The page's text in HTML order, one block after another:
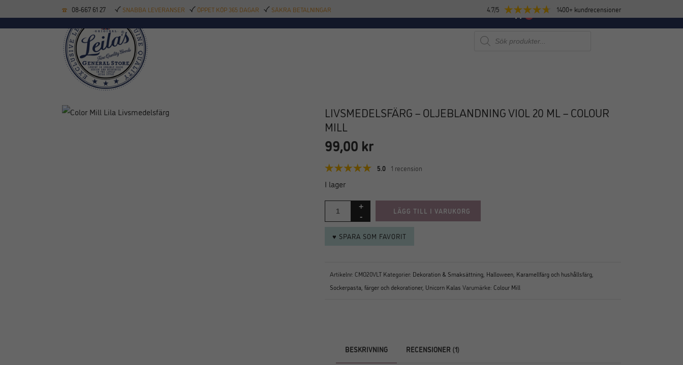
08-667 61 27 SNABBA LEVERANSER ÖPPET KÖP 365 DAGAR SÄKRA BETALNINGAR 4.7/5 1400+ kundrecensioner
KÖKSREDSKAP BAKTILLBEHÖR BAR DELIKATESSER NYHETER 0
Produktsökning
LIVSMEDELSFÄRG – OLJEBLANDNING VIOL 20 ML – COLOUR
MILL
99,00 kr
5.0 1 recension
I lager
LÄGG TILL I VARUKORG
♥ SPARA SOM FAVORIT
Artikelnr: CMO20VLT Kategorier: Dekoration & Smaksättning Halloween Karamellfärg och hushållsfärg
Sockerpasta, färger och dekorationer, Unicorn Kalas Varumärke: Colour Mill
BESKRIVNING RECENSIONER (1)